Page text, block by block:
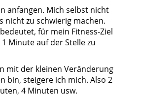
anfangen. Mich selbst nicht
nicht zu schwierig machen.
für mein Fitness-Ziel
Minute auf der Stelle zu
mit der kleinen Veränderung
bin, steigere ich mich. Also 2
4 Minuten usw.